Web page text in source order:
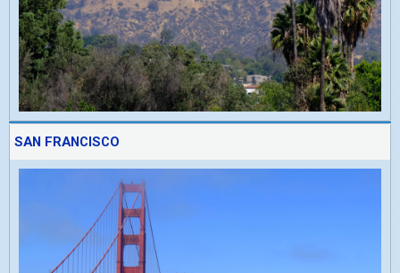
SAN FRANCISCO